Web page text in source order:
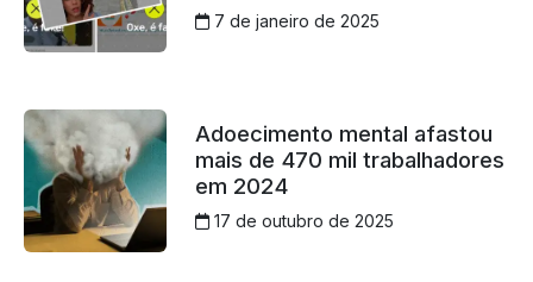
7 de janeiro de 2025
Adoecimento mental afastou
mais de 470 mil trabalhadores
em 2024
17 de outubro de 2025